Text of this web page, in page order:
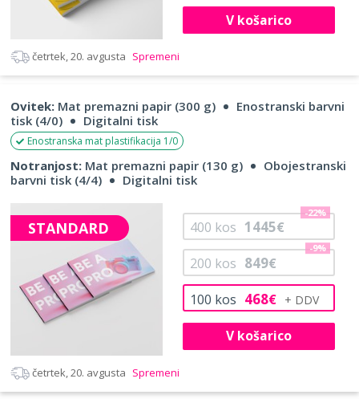
V košarico
četrtek, 20. avgusta Spremeni
Ovitek: Mat premazni papir (300 g)
Enostranski barvni
tisk (4/0)
Digitalni tisk
Enostranska mat plastifikacija 1/0
Notranjost: Mat premazni papir (130 g)
Obojestranski
barvni tisk (4/4)
Digitalni tisk
STANDARD
100 kos 468€
200 kos 849€
-9%
400 kos 1445€
-22%
V košarico
četrtek, 20. avgusta Spremeni